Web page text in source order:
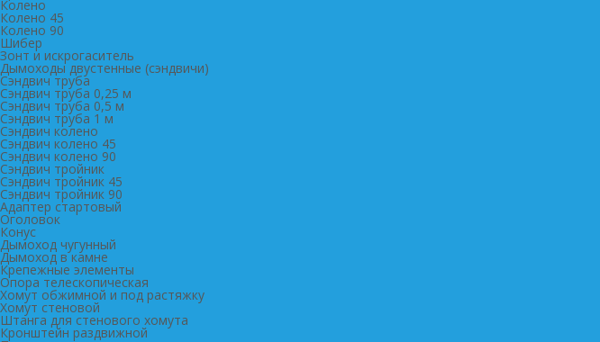
Колено
Колено 45
Колено 90
Шибер
Зонт и искрогаситель
Дымоходы двустенные (сэндвичи)
Сэндвич труба
Сэндвич труба 0,25 м
Сэндвич труба 0,5 м
Сэндвич труба 1 м
Сэндвич колено
Сэндвич колено 45
Сэндвич колено 90
Сэндвич тройник
Сэндвич тройник 45
Сэндвич тройник 90
Адаптер стартовый
Оголовок
Конус
Дымоход чугунный
Дымоход в камне
Крепежные элементы
Опора телескопическая
Хомут обжимной и под растяжку
Хомут стеновой
Штанга для стенового хомута
Кронштейн раздвижной